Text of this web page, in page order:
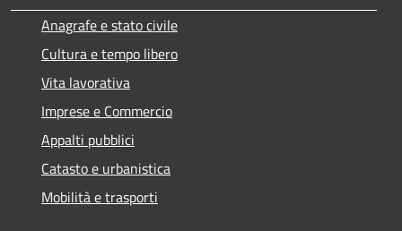
Anagrafe e stato civile
Cultura e tempo libero
Vita lavorativa
Imprese e Commercio
Appalti pubblici
Catasto e urbanistica
Mobilità e trasporti